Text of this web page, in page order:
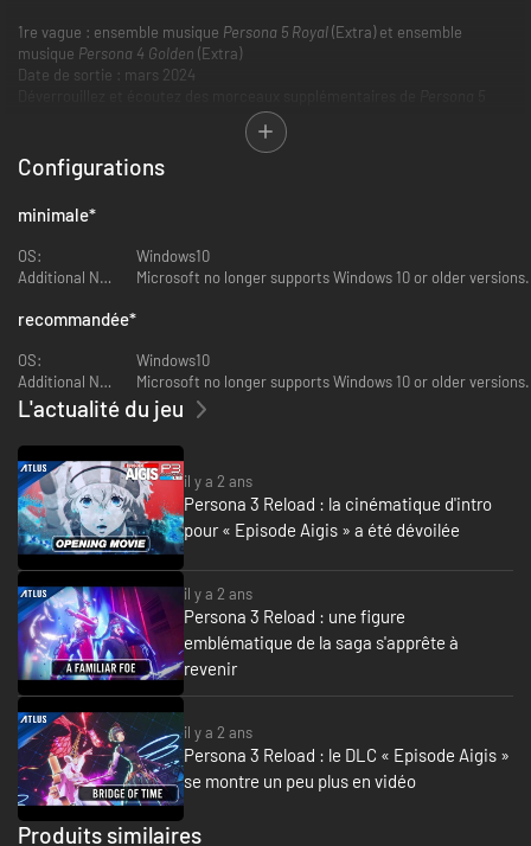
1re vague : ensemble musique Persona 5 Royal(Extra) et ensemble
musique Persona 4 Golden (Extra)
Date de sortie : mars 2024
en explorant et en combattant dans les
Persona 3 Reload : Épisode Aigis -The
Answer-.
Date de sortie : mai 2024
Reload
Persona 3 Reload : Épisode Aigis -The Answer-
des costumes et de la musique sur le thème de la Chambre de velours.
3e vague : « Épisode Aigis -The Answer- », une vaste extension
scénaristique
Date de sortie : septembre 2024
Après avoir percé les mystères de l'Heure sombre, livré des combats
épiques un peu partout dans Tartare, sans oublier tous les événements
retrouvent piégés dans une journée sans fin, celle du 31 mars. Voyagez à
travers l'Abysse du temps dans la peau d'Aigis, relevez de nouveaux défis
et découvrez la cause de cet étrange destin ainsi que la vérité
concernant les événements de cette journée...
Explorez ce dernier chapitre avec des graphismes dernier cri, toutes les
fonctions d'un jeu moderne, des animations et une interface utilisateur
repensées et une bande-son réarrangée.
---
Persona 3 Reload : ensemble musique Persona 5 Royal(Extra) - Liste des
morceaux (8 au total) :
- Musique des donjons : Life Will Change
- Musique des donjons : Beneath the Mask
- Musique des donjons : Kichijoji 199X
- Musique des donjons : Gentle Madman
- Musique des donjons : I believe
- Musique des combats : Keeper of Lust
Configurations
minimale*
OS:
Windows10
Additional Notes:
Microsoft no longer supports Windows 10 or older versions.
recommandée*
OS:
Windows10
Additional Notes:
Microsoft no longer supports Windows 10 or older versions.
L'actualité du jeu
il y a 2 ans
Persona 3 Reload : la cinématique d'intro
pour « Episode Aigis » a été dévoilée
il y a 2 ans
Persona 3 Reload : une figure
emblématique de la saga s'apprête à
revenir
il y a 2 ans
Persona 3 Reload : le DLC « Episode Aigis »
se montre un peu plus en vidéo
Produits similaires